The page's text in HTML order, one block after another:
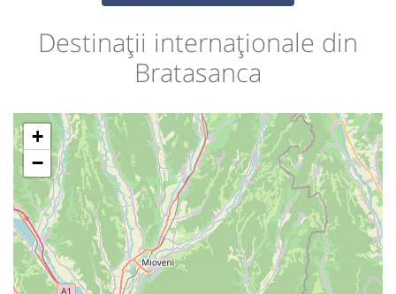
Destinații internaționale din
Bratasanca
+
−